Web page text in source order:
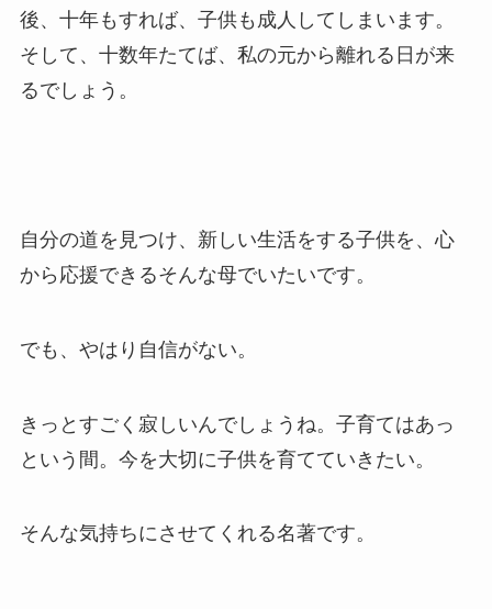
後、十年もすれば、子供も成人してしまいます。
そして、十数年たてば、私の元から離れる日が来
るでしょう。
自分の道を見つけ、新しい生活をする子供を、心
から応援できるそんな母でいたいです。
でも、やはり自信がない。
きっとすごく寂しいんでしょうね。子育てはあっ
という間。今を大切に子供を育てていきたい。
そんな気持ちにさせてくれる名著です。